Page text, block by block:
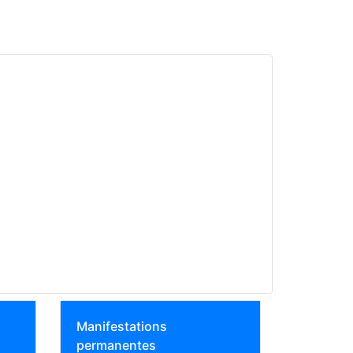
Manifestations
permanentes